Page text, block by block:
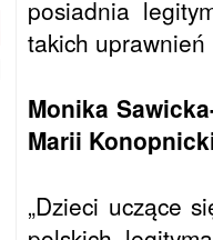
posiadnia
takich
Monika
Marii
„Dzieci uczące